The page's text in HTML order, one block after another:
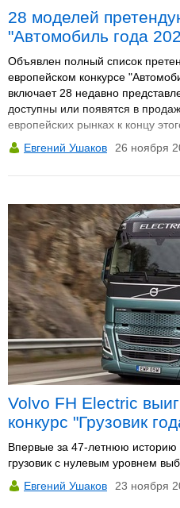
28 моделей
"Автомобиль года
Объявлен полный список
европейском конкурсе
включает 28 недавно
доступны или появятся в
европейских рынках к концу
Евгений Ушаков
26 ноября
Volvo FH Electric
конкурс "Грузовик
Впервые за 47-летнюю историю
грузовик с нулевым уровнем
Евгений Ушаков
23 ноября